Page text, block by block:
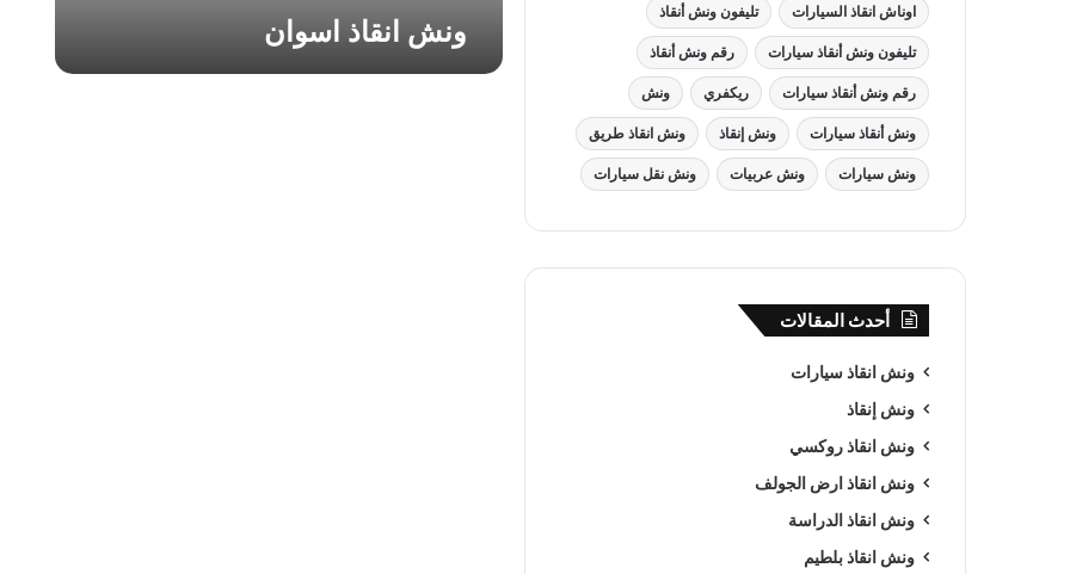
ونش انقاذ اسوان
اوناش انقاذ السيارات تليفون ونش أنقاذ
تليفون ونش أنقاذ سيارات رقم ونش أنقاذ
رقم ونش أنقاذ سيارات ريكفري ونش
ونش أنقاذ سيارات ونش إنقاذ ونش انقاذ طريق
ونش سيارات ونش عربيات ونش نقل سيارات
أحدث المقالات
ونش انقاذ سيارات
ونش إنقاذ
ونش انقاذ روكسي
ونش انقاذ ارض الجولف
ونش انقاذ الدراسة
ونش انقاذ بلطيم